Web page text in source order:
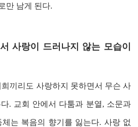
만 남게 된다.
사랑이 드러나지 않는 모습이
희끼리도 사랑하지 못하면서 무슨 사
. 교회 안에서 다툼과 분열, 소문과
체는 복음의 향기를 잃는다. 사랑 없